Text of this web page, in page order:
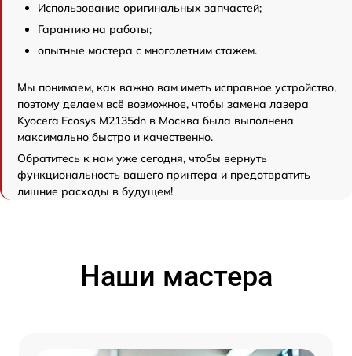
Использование оригинальных запчастей;
Гарантию на работы;
опытные мастера с многолетним стажем.
Мы понимаем, как важно вам иметь исправное устройство,
поэтому делаем всё возможное, чтобы замена лазера
Kyocera Ecosys M2135dn в Москва была выполнена
максимально быстро и качественно.
Обратитесь к нам уже сегодня, чтобы вернуть
функциональность вашего принтера и предотвратить
лишние расходы в будущем!
Наши мастера